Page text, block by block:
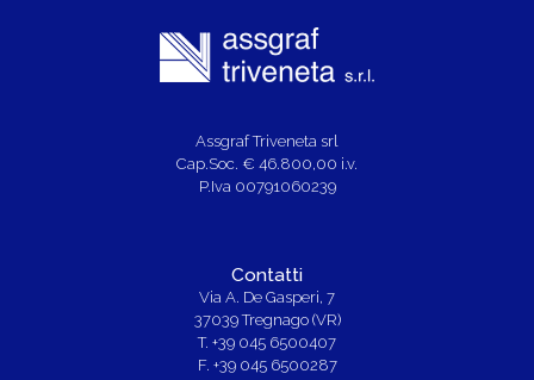
Assgraf Triveneta srl
Cap.Soc. € 46.800,00 i.v.
P.Iva 00791060239
Contatti
Via A. De Gasperi, 7
37039 Tregnago (VR)
T. +39 045 6500407
F. +39 045 6500287